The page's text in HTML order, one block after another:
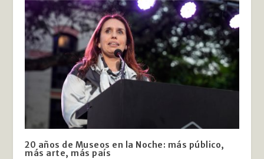
20 años de Museos en la Noche: más público,
más arte, más país